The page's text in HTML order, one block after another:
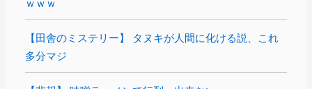
ｗｗｗ
【田舎のミステリー】 タヌキが人間に化ける説、これ
多分マジ